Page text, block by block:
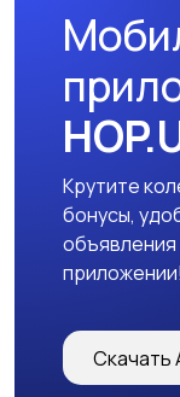
Крутите
бонусы,
приложении!
Скачать